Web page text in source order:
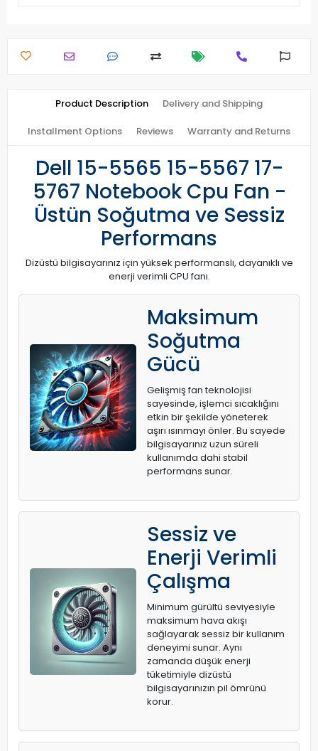
Product Description Delivery and Shipping
Installment Options Reviews Warranty and Returns
Dell 15-5565 15-5567 17-
5767 Notebook Cpu Fan -
Üstün Soğutma ve Sessiz
Performans
Dizüstü bilgisayarınız için yüksek performanslı, dayanıklı ve
enerji verimli CPU fanı.
Maksimum
Soğutma
Gücü
Gelişmiş fan teknolojisi
sayesinde, işlemci sıcaklığını
etkin bir şekilde yöneterek
aşırı ısınmayı önler. Bu sayede
bilgisayarınız uzun süreli
kullanımda dahi stabil
performans sunar.
Sessiz ve
Enerji Verimli
Çalışma
Minimum gürültü seviyesiyle
maksimum hava akışı
sağlayarak sessiz bir kullanım
deneyimi sunar. Aynı
zamanda düşük enerji
tüketimiyle dizüstü
bilgisayarınızın pil ömrünü
korur.